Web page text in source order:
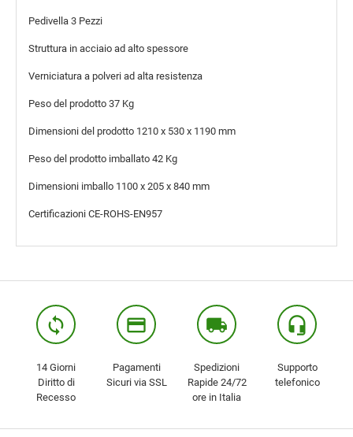
Pedivella 3 Pezzi
Struttura in acciaio ad alto spessore
Verniciatura a polveri ad alta resistenza
Peso del prodotto 37 Kg
Dimensioni del prodotto 1210 x 530 x 1190 mm
Peso del prodotto imballato 42 Kg
Dimensioni imballo 1100 x 205 x 840 mm
Certificazioni CE-ROHS-EN957
loop
14 Giorni
Diritto di
Recesso
credit_card
Pagamenti
Sicuri via SSL
local_shipping
Spedizioni
Rapide 24/72
ore in Italia
headset_mic
Supporto
telefonico